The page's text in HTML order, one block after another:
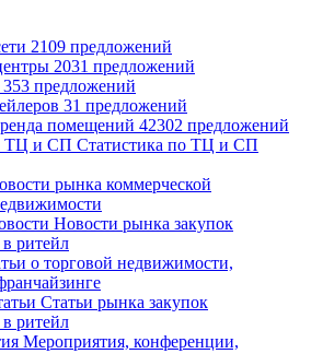
2109 предложений
2031 предложений
353 предложений
31 предложений
помещений 42302 предложений
ТЦ и СП Статистика по ТЦ и СП
рынка коммерческой
Новости рынка закупок
ритейл
о торговой недвижимости,
Статьи рынка закупок
ритейл
Мероприятия, конференции,